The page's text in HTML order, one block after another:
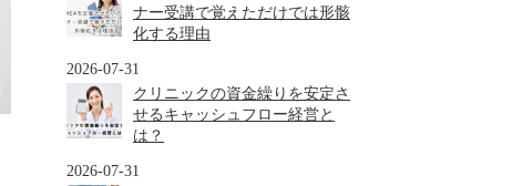
ナー受講で覚えただけでは形骸
化する理由
2026-07-31
クリニックの資金繰りを安定さ
せるキャッシュフロー経営と
は？
2026-07-31